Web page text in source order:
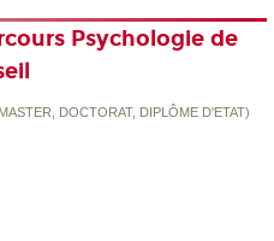
Psychologie de
DOCTORAT, DIPLÔME D'ETAT)